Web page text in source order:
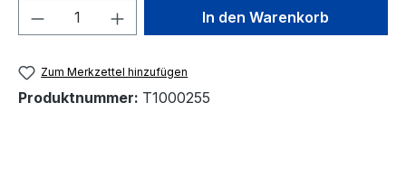
Produkt Anzahl: Gib denIn den Warenkorb
Zum Merkzettel hinzufügen
Produktnummer: T1000255